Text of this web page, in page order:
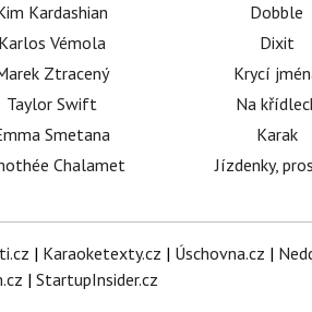
Kardashian
Karlos Vémola
Ztracený
Taylor Swift
Smetana
Chalamet
Dobble
Dixit
Krycí
Na
Karak
Jízdenky,
| Karaoketexty.cz | Úschovna.cz |
| StartupInsider.cz